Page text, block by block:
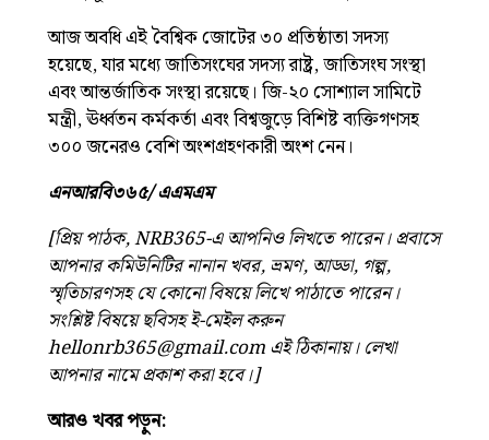
আজ অবধি এই বৈশ্বিক জোটের ৩০ প্রতিষ্ঠাতা সদস্য
হয়েছে, যার মধ্যে জাতিসংঘের সদস্য রাষ্ট্র, জাতিসংঘ সংস্থা
এবং আন্তর্জাতিক সংস্থা রয়েছে। জি-২০ সোশ্যাল সামিটে
মন্ত্রী, ঊর্ধ্বতন কর্মকর্তা এবং বিশ্বজুড়ে বিশিষ্ট ব্যক্তিগণসহ
৩০০ জনেরও বেশি অংশগ্রহণকারী অংশ নেন।
এনআরবি৩৬৫/ এএমএম
[প্রিয় পাঠক, NRB365-এ আপনিও লিখতে পারেন। প্রবাসে
আপনার কমিউনিটির নানান খবর, ভ্রমণ, আড্ডা, গল্প,
স্মৃতিচারণসহ যে কোনো বিষয়ে লিখে পাঠাতে পারেন।
সংশ্লিষ্ট বিষয়ে ছবিসহ ই-মেইল করুন
hellonrb365@gmail.comএই ঠিকানায়। লেখা
আপনার নামে প্রকাশ করা হবে।]
আরও খবর পড়ুন: